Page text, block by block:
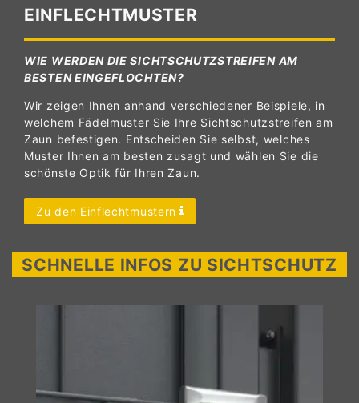
EINFLECHTMUSTER
WIE WERDEN DIE SICHTSCHUTZSTREIFEN AM
BESTEN EINGEFLOCHTEN?
Wir zeigen Ihnen anhand verschiedener Beispiele, in
welchem Fädelmuster Sie Ihre Sichtschutzstreifen am
Zaun befestigen. Entscheiden Sie selbst, welches
Muster Ihnen am besten zusagt und wählen Sie die
schönste Optik für Ihren Zaun.
Zu den Einflechtmustern
SCHNELLE INFOS ZU SICHTSCHUTZ